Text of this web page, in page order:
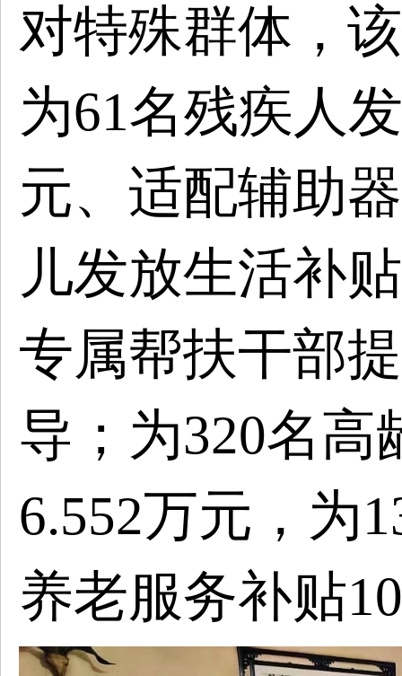
对特殊群体，
为61名残疾人
元、适配辅助
儿发放生活补
专属帮扶干部
导；为320名高
6.552万元，为
养老服务补贴